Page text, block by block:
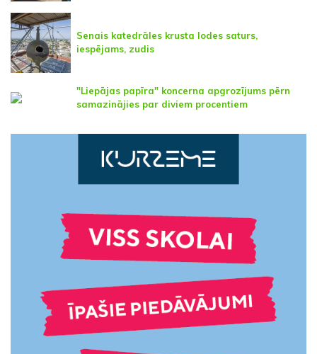
Senais katedrāles krusta lodes saturs,
iespējams, zudis
"Liepājas papīra" koncerna apgrozījums pērn
samazinājies par diviem procentiem